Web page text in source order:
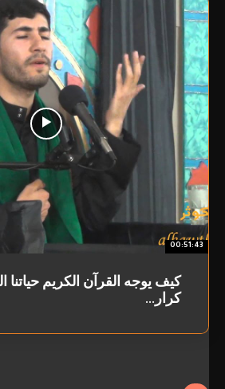
00:51:43
كيف يوجه القرآن الكريم حياتنا
كرار...